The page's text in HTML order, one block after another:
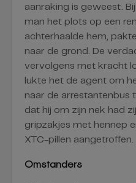
aanraking is geweest.
man het plots op een
achterhaalde hem,
naar de grond. De
vervolgens met kracht
lukte het de agent om
naar de arrestantenbus
dat hij om zijn nek had
gripzakjes met hennep
XTC-pillen aangetroffen.
Omstanders